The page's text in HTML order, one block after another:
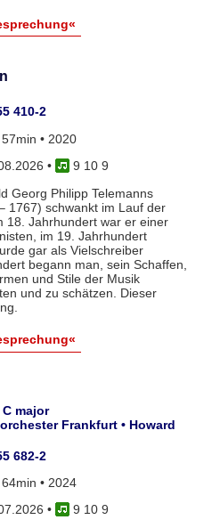
410-2
57min • 2020
•
9 10 9
Georg Philipp Telemanns
1767) schwankt im Lauf der
18. Jahrhundert war er einer
im 19. Jahrhundert
gar als Vielschreiber
begann man, sein Schaffen,
und Stile der Musik
und zu schätzen. Dieser
major
Frankfurt • Howard
682-2
64min • 2024
•
9 10 9